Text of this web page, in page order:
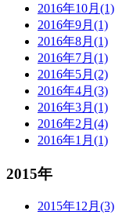
2016年10月(1)
2016年9月(1)
2016年8月(1)
2016年7月(1)
2016年5月(2)
2016年4月(3)
2016年3月(1)
2016年2月(4)
2016年1月(1)
2015年
2015年12月(3)